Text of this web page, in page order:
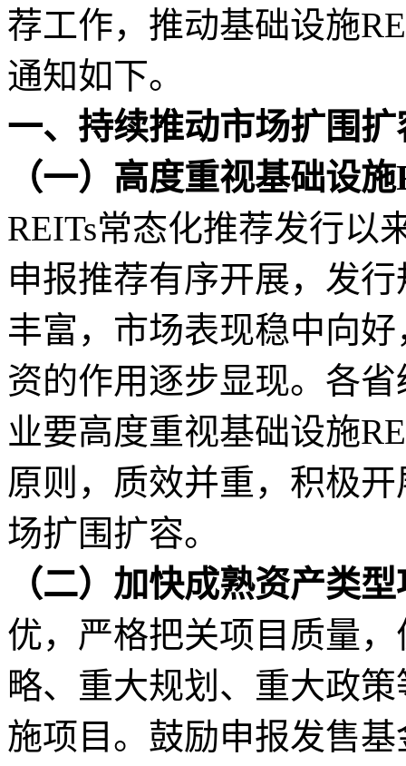
荐工作，推动基础设施
通知如下。
一、持续推动市场扩围扩
（一）高度重视基础设施
REITs常态化推荐发行以
申报推荐有序开展，发
丰富，市场表现稳中向
资的作用逐步显现。各
业要高度重视基础设施
原则，质效并重，积极
场扩围扩容。
（二）加快成熟资产类
优，严格把关项目质量
略、重大规划、重大政
施项目。鼓励申报发售